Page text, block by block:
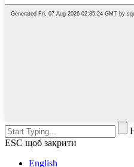
ESC щоб закрити
English